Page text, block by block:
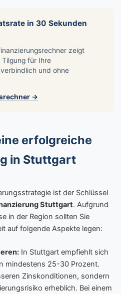
in 30 Sekunden
zeigt
Tilgung für Ihre
und ohne
→
erfolgreiche
in Stuttgart
ist der Schlüssel
Stuttgart. Aufgrund
in der Region sollten Sie
auf folgende Aspekte legen:
In Stuttgart empfiehlt sich
mindestens 25-30 Prozent.
Zinskonditionen, sondern
erheblich. Bei einem